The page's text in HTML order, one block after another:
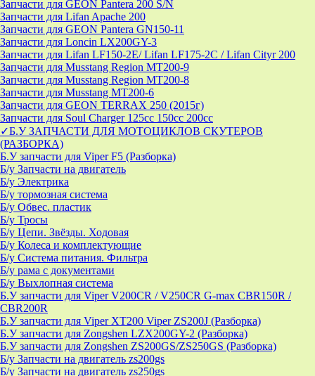
Запчасти для GEON Pantera 200 S/N
Запчасти для Lifan Apache 200
Запчасти для GEON Pantera GN150-11
Запчасти для Loncin LX200GY-3
Запчасти для Lifan LF150-2E/ Lifan LF175-2C / Lifan Cityr 200
Запчасти для Musstang Region MT200-9
Запчасти для Musstang Region MT200-8
Запчасти для Musstang MT200-6
Запчасти для GEON TERRAX 250 (2015г)
Запчасти для Soul Charger 125сс 150cc 200сс
✓Б.У ЗАПЧАСТИ ДЛЯ МОТОЦИКЛОВ СКУТЕРОВ
(РАЗБОРКА)
Б.У запчасти для Viper F5 (Разборка)
Б/у Запчасти на двигатель
Б/у Электрика
Б/у тормозная система
Б/у Обвес. пластик
Б/у Тросы
Б/у Цепи. Звёзды. Ходовая
Б/у Колеса и комплектующие
Б/у Система питания. Фильтра
Б/у рама с документами
Б/у Выхлопная система
Б.У запчасти для Viper V200CR / V250CR G-max CBR150R /
CBR200R
Б.У запчасти для Viper XT200 Viper ZS200J (Разборка)
Б.У запчасти для Zongshen LZX200GY-2 (Разборка)
Б.У запчасти для Zongshen ZS200GS/ZS250GS (Разборка)
Б/у Запчасти на двигатель zs200gs
Б/у Запчасти на двигатель zs250gs